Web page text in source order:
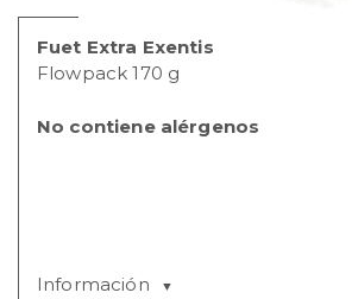
Fuet Extra Exentis
Flowpack 170 g
No contiene alérgenos
Información